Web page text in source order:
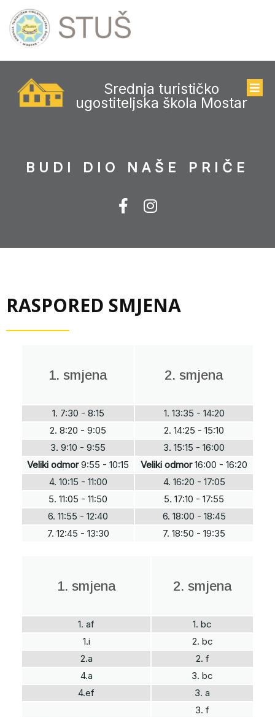
Srednja turističko
ugostiteljska škola Mostar
BUDI DIO NAŠE PRIČE
RASPORED SMJENA
1. smjena 2. smjena
1. 7:30 - 8:15
1. 13:35 - 14:20
2. 8:20 - 9:05
2. 14:25 - 15:10
3. 9:10 - 9:55
3. 15:15 - 16:00
Veliki odmor9:55 - 10:15 Veliki odmor16:00 - 16:20
4. 10:15 - 11:00
4. 16:20 - 17:05
5. 11:05 - 11:50
5. 17:10 - 17:55
6. 11:55 - 12:40
6. 18:00 - 18:45
7. 12:45 - 13:30
7. 18:50 - 19:35
1. smjena 2. smjena
1. af
1. bc
1.i
2. bc
2.a
2. f
4.a
3. bc
4.ef
3. a
3. f